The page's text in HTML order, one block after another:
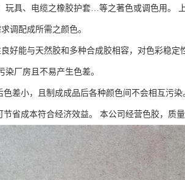
玩具、电缆之橡胶护套…等之著色或调色用。
调配成所需之颜色。
好能与天然胶和多种合成胶相容，对色彩稳定
厂房且不易产生色差。
差小，且制成成品后各种颜色间不会相互污染
省成本符合经济效益。 本公司经营色胶，质量